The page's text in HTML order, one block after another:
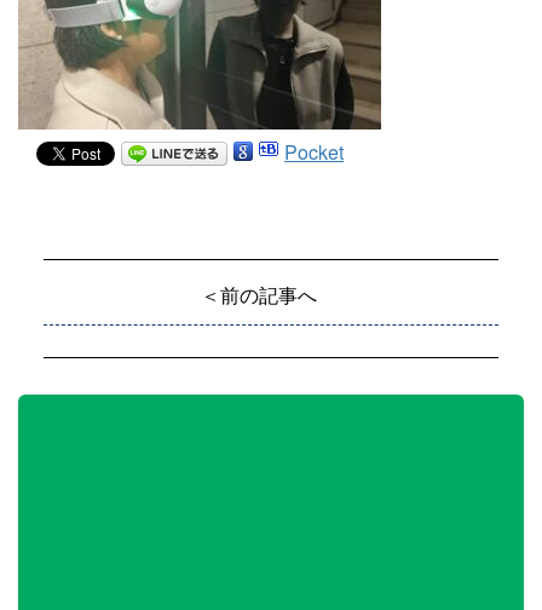
Pocket
＜前の記事へ